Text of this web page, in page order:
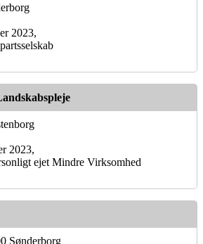
2023,
2023,
ejet Mindre Virksomhed
Sønderborg